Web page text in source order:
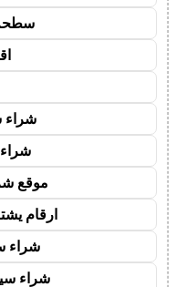
شراء
موقع
ارقام
شراء
شراء